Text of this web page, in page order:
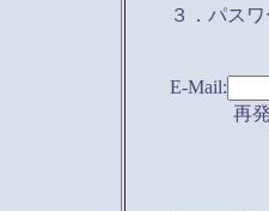
３．パス
E-Mail:
再